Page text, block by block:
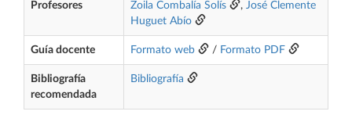
Profesores Zoila Combalía Solís , José Clemente
Huguet Abío
Guía docente Formato web / Formato PDF
Bibliografía
recomendada
Bibliografía